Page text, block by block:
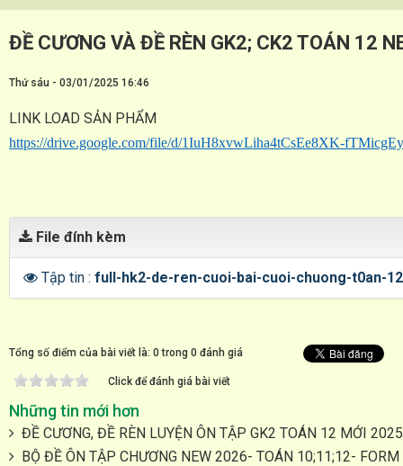
ĐỀ CƯƠNG VÀ ĐỀ RÈN GK2; CK2 TOÁN 12
Thứ sáu - 03/01/2025 16:46
LINK LOAD SẢN PHẨM
https://drive.google.com/file/d/1IuH8xvwLiha4tCsEe8XK-
File đính kèm
Tập tin : full-hk2-de-ren-cuoi-bai-cuoi-chuong-t0an-
Tổng số điểm của bài viết là: 0 trong 0 đánh giá
Click để đánh giá bài viết
Những tin mới hơn
ĐỀ CƯƠNG, ĐỀ RÈN LUYỆN ÔN TẬP GK2 TOÁN 12 MỚI 2025
BỘ ĐỀ ÔN TẬP CHƯƠNG NEW 2026- TOÁN 10;11;12-